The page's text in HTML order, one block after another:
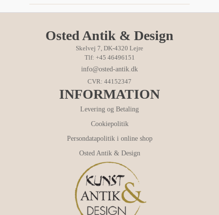
Osted Antik & Design
Skelvej 7, DK-4320 Lejre
Tlf: +45 46496151
info@osted-antik.dk
CVR: 44152347
INFORMATION
Levering og Betaling
Cookiepolitik
Persondatapolitik i online shop
Osted Antik & Design